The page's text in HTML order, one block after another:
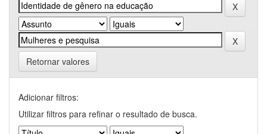
Retornar valores
Adicionar filtros:
Utilizar filtros para refinar o resultado de busca.